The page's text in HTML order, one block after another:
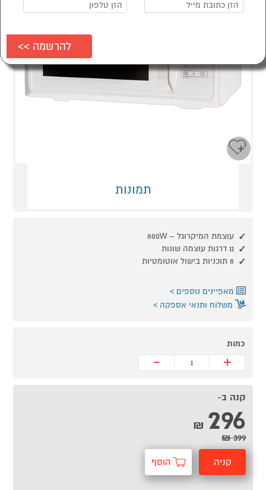
תמונות
עוצמת המיקרוגל – 800W
11 דרגות עוצמה שונות
8 תוכניות בישול אוטומטיות
מאפיינים נוספים
משלוח ותנאי אספקה
כמות
+
-
קנה ב-
296
₪
399 ₪
קניה הוסף